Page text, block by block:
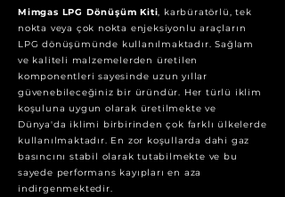
Mimgas LPG Dönüşüm Kiti, karbüratörlü, tek
nokta veya çok nokta enjeksiyonlu araçların
LPG dönüşümünde kullanılmaktadır. Sağlam
ve kaliteli malzemelerden üretilen
komponentleri sayesinde uzun yıllar
güvenebileceğiniz bir üründür. Her türlü iklim
koşuluna uygun olarak üretilmekte ve
Dünya'da iklimi birbirinden çok farklı ülkelerde
kullanılmaktadır. En zor koşullarda dahi gaz
basıncını stabil olarak tutabilmekte ve bu
sayede performans kayıpları en aza
indirgenmektedir.